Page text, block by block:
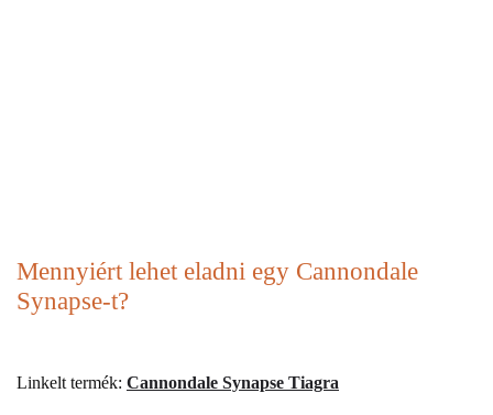
Mennyiért lehet eladni egy Cannondale
Synapse-t?
Linkelt termék: Cannondale Synapse Tiagra